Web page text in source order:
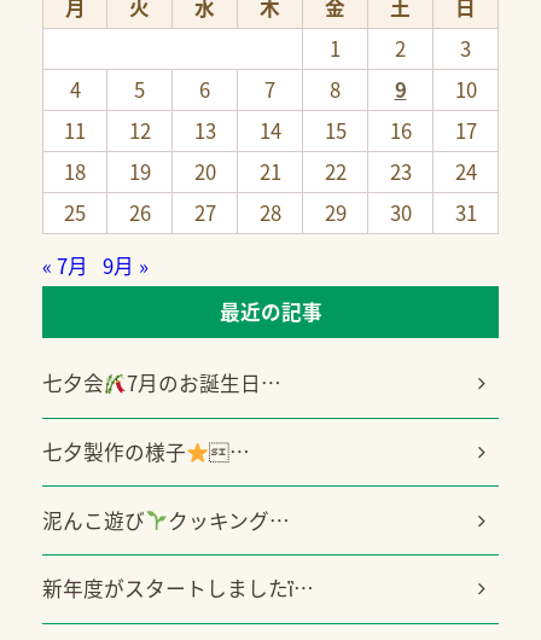
月 火 水 木 金 土
日
1
2
3
4
5 6 7 8 9
10
11
12 13 14 15 16
17
18
19 20 21 22 23
24
25
26 27 28 29 30
31
« 7月
9月 »
最近の記事
七夕会 7月のお誕生日…
七夕製作の様子 …
泥んこ遊び クッキング…
新年度がスタートしましたἳ…